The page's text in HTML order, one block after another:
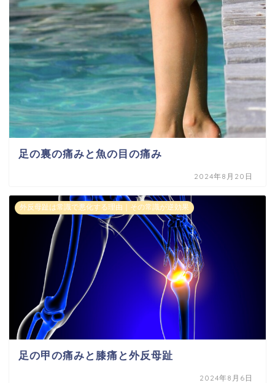
足の裏の痛みと魚の目の痛み
2024年8月20日
外反母趾は常識で悪化する理由｜その常識が逆効果
足の甲の痛みと膝痛と外反母趾
2024年8月6日